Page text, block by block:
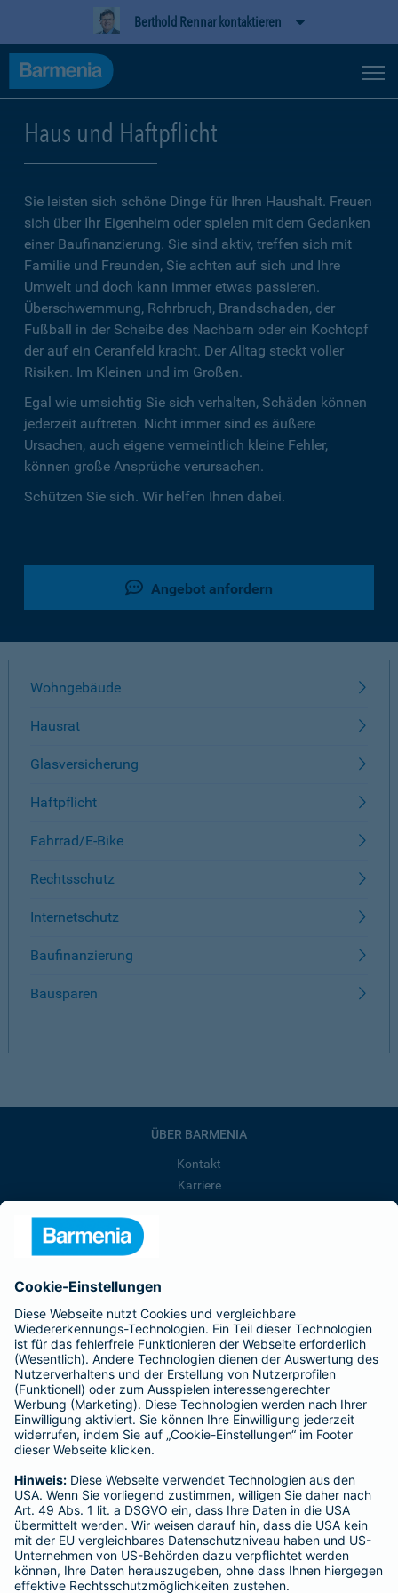
Berthold Rennar kontaktieren
Haus und Haftpflicht
Sie leisten sich schöne Dinge für Ihren Haushalt. Freuen
sich über Ihr Eigenheim oder spielen mit dem Gedanken
einer Baufinanzierung. Sie sind aktiv, treffen sich mit
Familie und Freunden, Sie achten auf sich und Ihre
Umwelt und doch kann immer etwas passieren.
Überschwemmung, Rohrbruch, Brandschaden, der
Fußball in der Scheibe des Nachbarn oder ein Kochtopf
der auf ein Ceranfeld kracht. Der Alltag steckt voller
Risiken. Im Kleinen und im Großen.
Egal wie umsichtig Sie sich verhalten, Schäden können
jederzeit auftreten. Nicht immer sind es äußere
Ursachen, auch eigene vermeintlich kleine Fehler,
können große Ansprüche verursachen.
Schützen Sie sich. Wir helfen Ihnen dabei.
Angebot anfordern
Wohngebäude
Hausrat
Glasversicherung
Haftpflicht
Fahrrad/E-Bike
Rechtsschutz
Internetschutz
Baufinanzierung
Bausparen
ÜBER BARMENIA
Kontakt
Karriere
Barmenia ist Teil der BarmeniaGothaer
BELIEBTE SEITEN
Kranken-Zusatzversicherung
Tierversicherungen
Haftpflichtversicherung
Hausratversicherung
Adresse ändern
Schaden melden
Kilometerstandsmeldung
Serviceübersicht